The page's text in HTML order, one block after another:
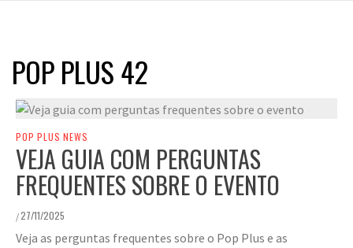
POP PLUS 42
POP PLUS NEWS
VEJA GUIA COM PERGUNTAS
FREQUENTES SOBRE O EVENTO
/27/11/2025
Veja as perguntas frequentes sobre o Pop Plus e as